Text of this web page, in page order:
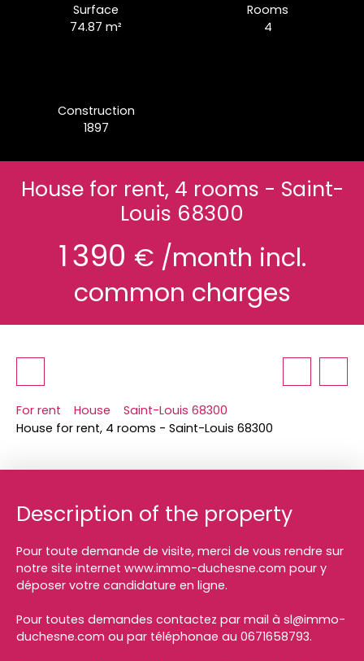
Surface
74.87m²
Rooms
4
Construction
1897
House for rent, 4 rooms - Saint-
Louis 68300
1 390 € /month incl.
common charges
For rent House
Saint-Louis 68300
House for rent, 4 rooms - Saint-Louis 68300
Description of the property
Pour toute demande de visite, merci de vous rendre sur
notre site internet www.immo-duchesne.com pour y
déposer votre candidature en ligne.
Pour toutes demandes contactez par mail à sl@immo-
duchesne.com ou par téléphonae au 0671658793.